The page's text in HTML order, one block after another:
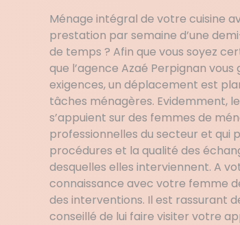
Ménage intégral de votre cuisine
prestation par semaine d’une
de temps ? Afin que vous soyez
que l’agence Azaé Perpignan vous
exigences, un déplacement est
tâches ménagères. Evidemment,
s’appuient sur des femmes de
professionnelles du secteur et qui
procédures et la qualité des
desquelles elles interviennent. A
connaissance avec votre femme
des interventions. Il est rassurant
conseillé de lui faire visiter votre